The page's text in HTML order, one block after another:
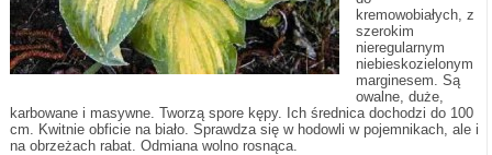
kremowobiałych, z
szerokim
nieregularnym
niebieskozielonym
marginesem. Są
owalne, duże,
karbowane i masywne. Tworzą spore kępy. Ich średnica dochodzi do 100
cm. Kwitnie obficie na biało. Sprawdza się w hodowli w pojemnikach, ale i
na obrzeżach rabat. Odmiana wolno rosnąca.